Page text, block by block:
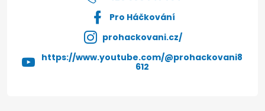
Pro Háčkování
prohackovani.cz/
https://www.youtube.com/@prohackovani8
612